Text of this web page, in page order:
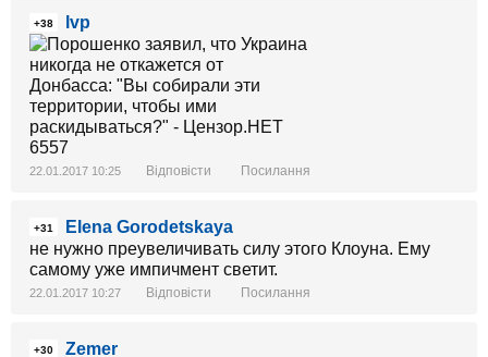
+38 lvp
22.01.2017 10:25 Відповісти Посилання
+31
Elena Gorodetskaya
не нужно преувеличивать силу этого Клоуна. Ему
самому уже импичмент светит.
22.01.2017 10:27 Відповісти Посилання
+30
Zemer